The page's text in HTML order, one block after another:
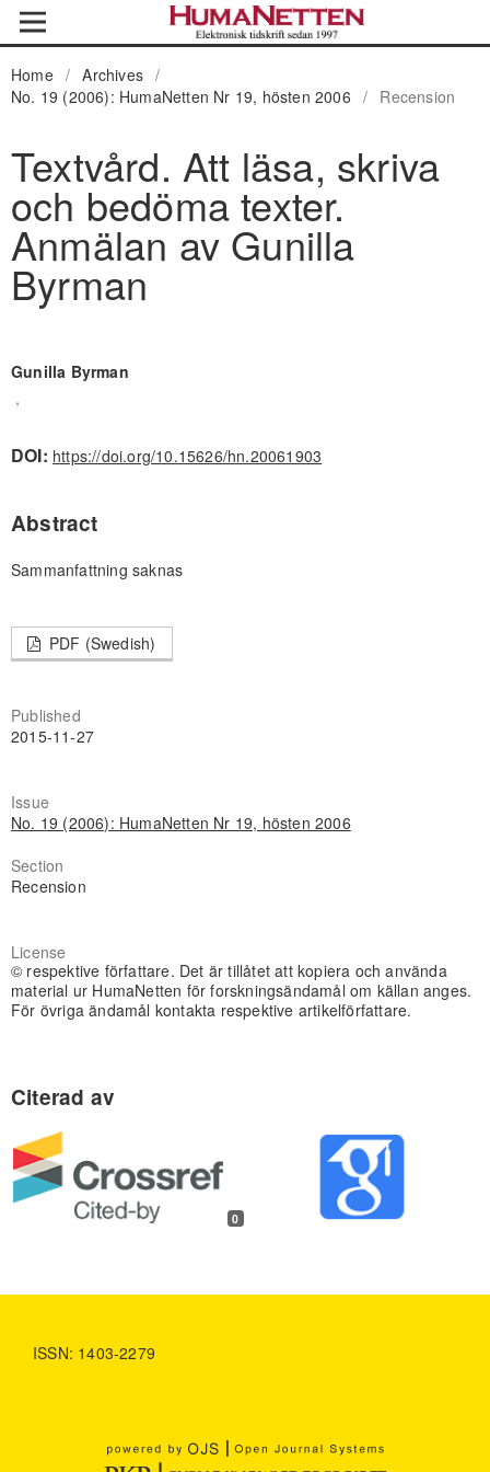
Home / Archives /
No. 19 (2006): HumaNetten Nr 19, hösten 2006 / Recension
Textvård. Att läsa, skriva
och bedöma texter.
Anmälan av Gunilla
Byrman
Gunilla Byrman
,
DOI: https://doi.org/10.15626/hn.20061903
Abstract
Sammanfattning saknas
PDF (Swedish)
Published
2015-11-27
Issue
No. 19 (2006): HumaNetten Nr 19, hösten 2006
Section
Recension
License
© respektive författare. Det är tillåtet att kopiera och använda
material ur HumaNetten för forskningsändamål om källan anges.
För övriga ändamål kontakta respektive artikelförfattare.
0
ISSN: 1403-2279